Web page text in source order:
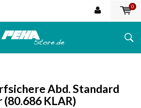
0
Abd. Standard
KLAR)